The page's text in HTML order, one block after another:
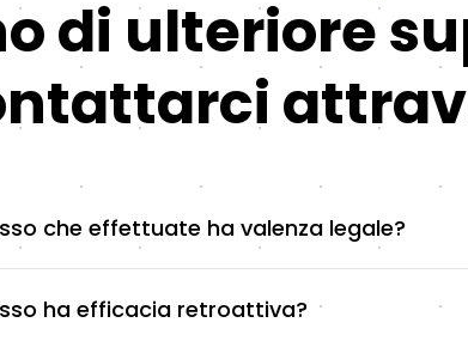
di ulteriore
che effettuate ha valenza legale?
ha efficacia retroattiva?